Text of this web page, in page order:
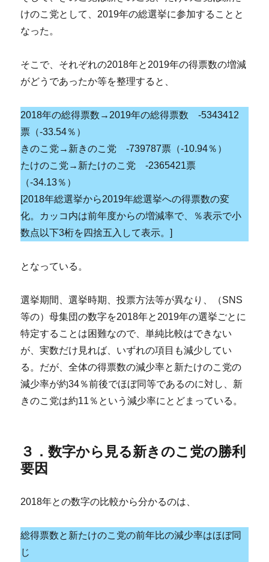
けのこ党として、2019年の総選挙に参加することと
なった。
そこで、それぞれの2018年と2019年の得票数の増減
がどうであったか等を整理すると、
2018年の総得票数→2019年の総得票数 -5343412
票（-33.54％）
きのこ党→新きのこ党 -739787票（-10.94％）
たけのこ党→新たけのこ党 -2365421票
（-34.13％）
[2018年総選挙から2019年総選挙への得票数の変
化。カッコ内は前年度からの増減率で、％表示で小
数点以下3桁を四捨五入して表示。]
となっている。
選挙期間、選挙時期、投票方法等が異なり、（SNS
等の）母集団の数字を2018年と2019年の選挙ごとに
特定することは困難なので、単純比較はできない
が、実数だけ見れば、いずれの項目も減少してい
る。だが、全体の得票数の減少率と新たけのこ党の
減少率が約34％前後でほぼ同等であるのに対し、新
きのこ党は約11％という減少率にとどまっている。
３．数字から見る新きのこ党の勝利
要因
2018年との数字の比較から分かるのは、
総得票数と新たけのこ党の前年比の減少率はほぼ同
じ